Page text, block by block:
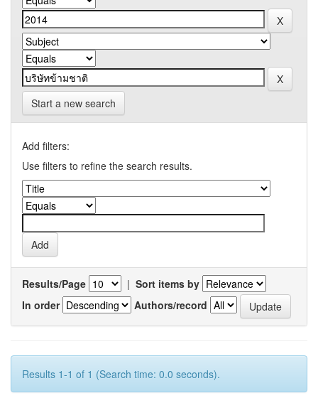
Start a new search
Add filters:
Use filters to refine the search results.
Results/Page | Sort items by
In order
Authors/record
Results 1-1 of 1 (Search time: 0.0 seconds).